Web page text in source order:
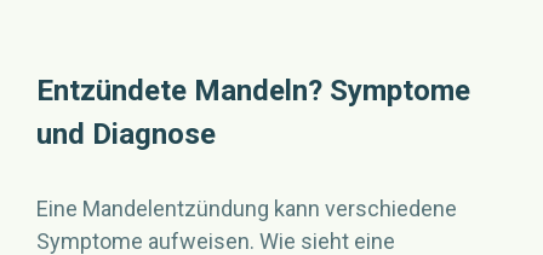
Entzündete Mandeln? Symptome
und Diagnose
Eine Mandelentzündung kann verschiedene
Symptome aufweisen. Wie sieht eine